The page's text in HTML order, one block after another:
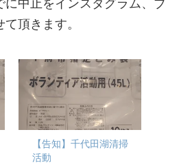
に中止をインスタグラム、ブ
頂きます。
【告知】千代田湖清掃
活動